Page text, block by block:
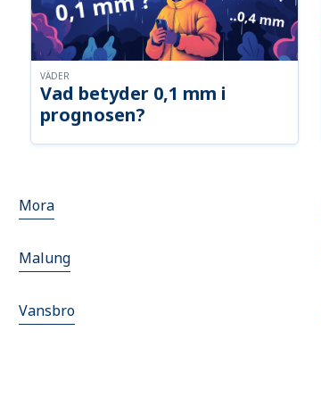
Vad betyder 0,1 mm i
prognosen?
VÄDER
Mora
Malung
Vansbro